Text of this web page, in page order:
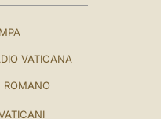
VATICANA
ROMANO